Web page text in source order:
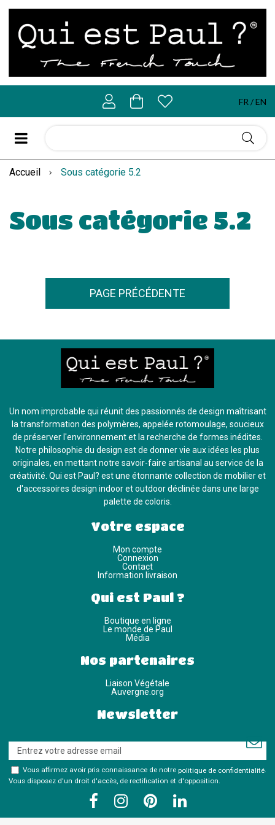
FR EN
Accueil Sous catégorie 5.2
Sous catégorie 5.2
Un nom improbable qui réunit des passionnés de design maîtrisant
la transformation des polymères, appelée rotomoulage, soucieux
de préserver l'environnement et la recherche de formes inédites.
Notre philosophie du design est de donner vie aux idées les plus
originales, en mettant notre savoir-faire artisanal au service de la
créativité. Qui est Paul? est une étonnante collection de mobilier et
d'accessoires design indoor et outdoor déclinée dans une large
palette de coloris.
Votre espace
Mon compte
Connexion
Contact
Information livraison
Qui est Paul ?
Boutique en ligne
Le monde de Paul
Média
Nos partenaires
Liaison Végétale
Auvergne.org
Newsletter
Vous affirmez avoir pris connaissance de notre politique de confidentialité.
Vous disposez d'un droit d'accès, de rectification et d'opposition.